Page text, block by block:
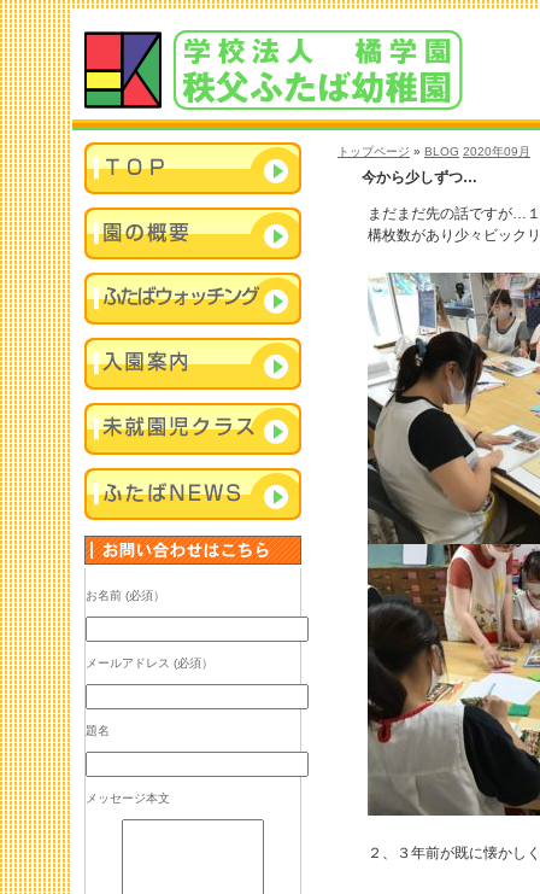
トップページ » BLOG 2020年09月
今から少しずつ…
まだまだ先の話ですが…
構枚数があり少々ビック
２、３年前が既に懐かし
お名前 (必須）
メールアドレス (必須）
題名
メッセージ本文